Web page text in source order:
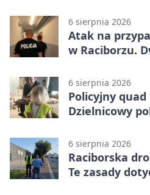
6 sierpnia 2026
Atak na
w Raciborzu.
6 sierpnia 2026
Policyjny
Dzielnicowy
6 sierpnia 2026
Raciborska
Te zasady